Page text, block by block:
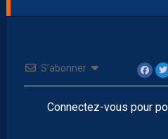
S’abonner
Connectez-vous pour